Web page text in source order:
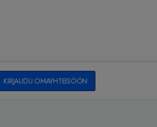
KIRJAUDU OMAYHTEISÖÖN